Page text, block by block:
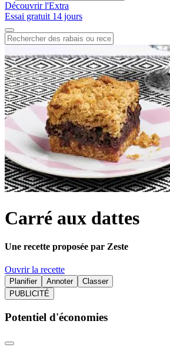
Découvrir l'Extra
Essai gratuit 14 jours
Carré aux dattes
Une recette proposée par Zeste
Ouvrir la recette
Planifier Annoter
Classer
PUBLICITÉ
Potentiel d'économies